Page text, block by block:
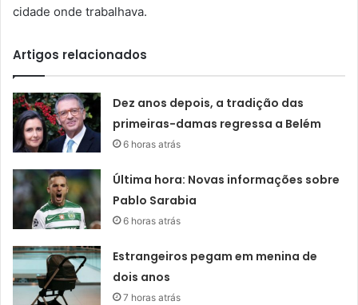
cidade onde trabalhava.
Artigos relacionados
Dez anos depois, a tradição das
primeiras-damas regressa a Belém
6 horas atrás
Última hora: Novas informações sobre
Pablo Sarabia
6 horas atrás
Estrangeiros pegam em menina de
dois anos
7 horas atrás